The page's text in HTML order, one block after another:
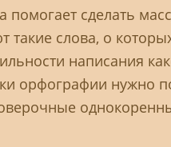
помогает сделать
такие слова, о
написания
орфографии нужно